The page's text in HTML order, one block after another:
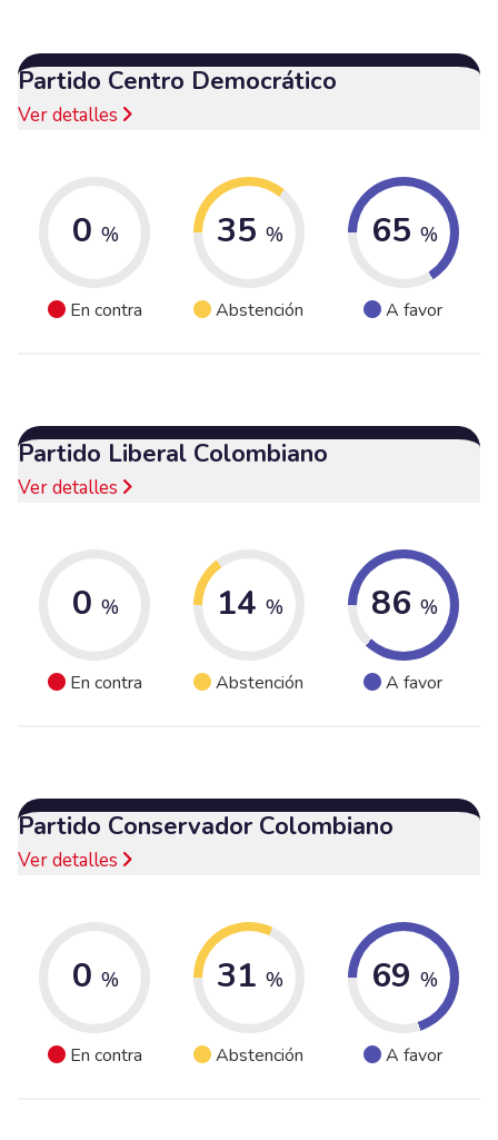
Partido Centro Democrático
Ver detalles
0 %
En contra
35 %
Abstención
65 %
A favor
Partido Liberal Colombiano
Ver detalles
0 %
En contra
14 %
Abstención
86 %
A favor
Partido Conservador Colombiano
Ver detalles
0 %
En contra
31 %
Abstención
69 %
A favor